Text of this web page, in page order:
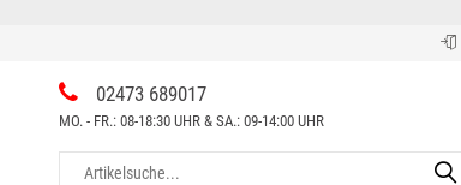
02473 689017
MO. - FR.: 08-18:30 UHR & SA.: 09-14:00 UHR